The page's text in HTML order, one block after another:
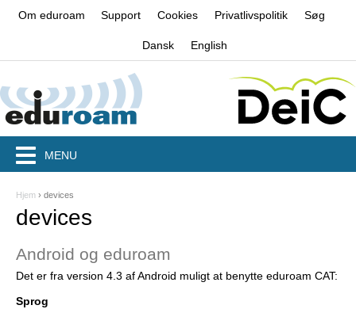
Jump to navigation
Om eduroam Support Cookies Privatlivspolitik Søg
Dansk English
D
u
e
r
Hjem › devices
devices
Android og eduroam
Det er fra version 4.3 af Android muligt at benytte eduroam CAT:
Sprog
MENU